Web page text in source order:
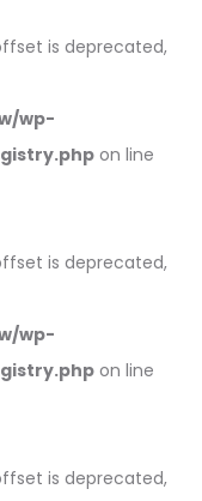
is deprecated,
wp-
on line
is deprecated,
wp-
on line
is deprecated,